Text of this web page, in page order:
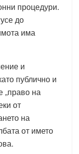
процедури.
до
има
и
публично и
„право на
от
на
от името